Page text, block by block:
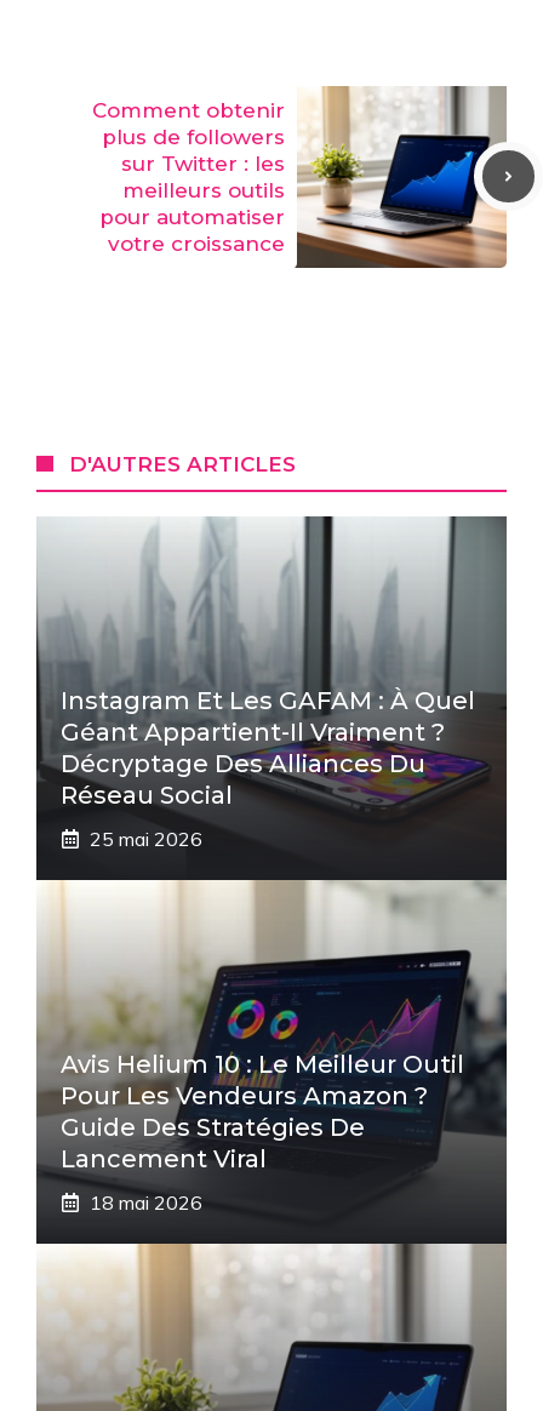
Comment obtenir
plus de followers
sur Twitter : les
meilleurs outils
pour automatiser
votre croissance
D'AUTRES ARTICLES
Instagram Et Les GAFAM : À Quel
Géant Appartient-Il Vraiment ?
Décryptage Des Alliances Du
Réseau Social
25 mai 2026
Avis Helium 10 : Le Meilleur Outil
Pour Les Vendeurs Amazon ?
Guide Des Stratégies De
Lancement Viral
18 mai 2026